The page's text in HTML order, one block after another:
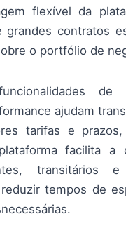
flexível da
grandes contratos
o portfólio de
de
ajudam
tarifas e
facilita a
transitários e
tempos de